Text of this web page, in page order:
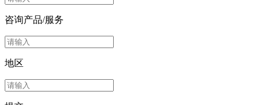
咨询产品/服务
地区